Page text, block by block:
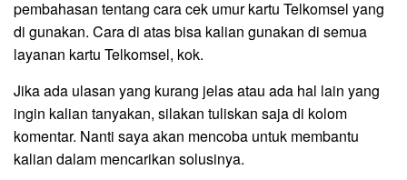
pembahasan tentang cara cek umur kartu Telkomsel yang
di gunakan. Cara di atas bisa kalian gunakan di semua
layanan kartu Telkomsel, kok.
Jika ada ulasan yang kurang jelas atau ada hal lain yang
ingin kalian tanyakan, silakan tuliskan saja di kolom
komentar. Nanti saya akan mencoba untuk membantu
kalian dalam mencarikan solusinya.